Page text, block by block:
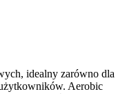
idealny zarówno dla
Aerobic